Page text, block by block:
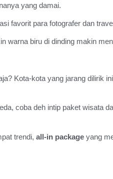
yang damai.
favorit para fotografer dan
warna biru di dinding makin
Kota-kota yang jarang dilirik
coba deh intip paket wisata
trendi, all-in package yang